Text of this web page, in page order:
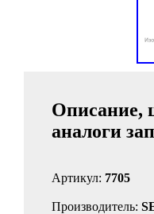
Описание,
аналоги
Артикул: 7705
Производитель: